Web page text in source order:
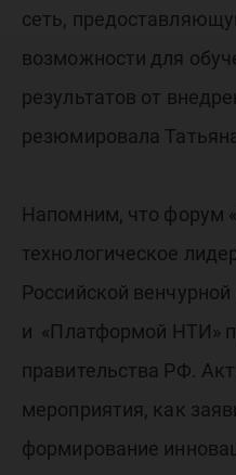
сеть,
возможности для
результатов от
резюмировала
Напомним, что форум
технологическое
Российской
и «Платформой НТИ»
правительства РФ.
мероприятия, как
формирование